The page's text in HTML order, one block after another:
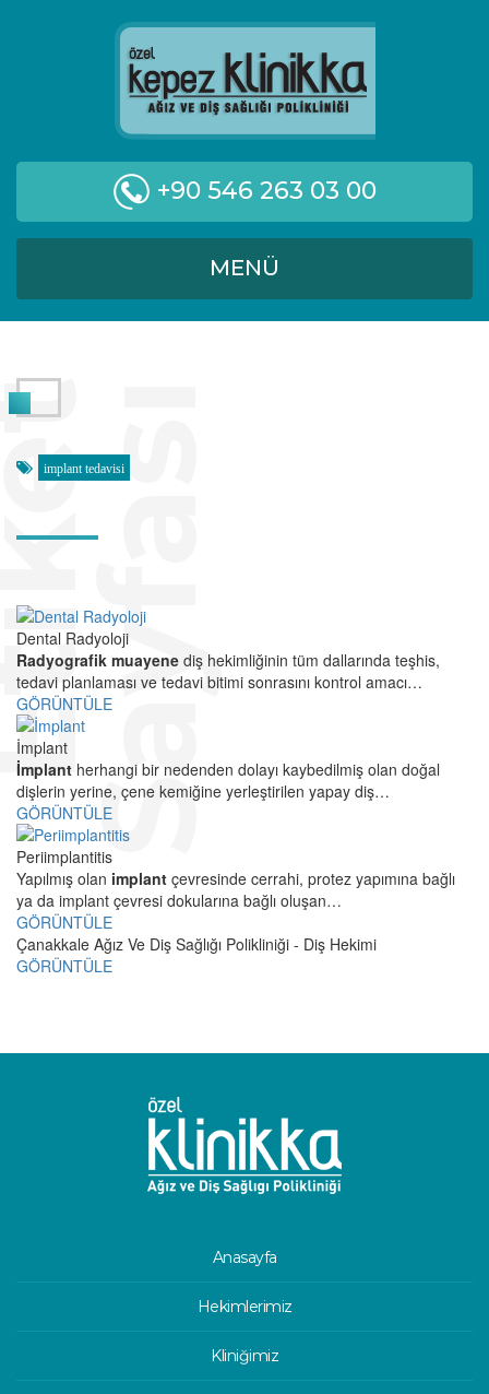
+90 546 263 03 00
MENÜ
ı
implant tedavisi
Dental Radyoloji
Radyografik muayene diş hekimliğinin tüm dallarında teşhis,
tedavi planlaması ve tedavi bitimi sonrasını kontrol amacı…
GÖRÜNTÜLE
İmplant
İmplant herhangi bir nedenden dolayı kaybedilmiş olan doğal
dişlerin yerine, çene kemiğine yerleştirilen yapay diş…
GÖRÜNTÜLE
Periimplantitis
Yapılmış olan implant çevresinde cerrahi, protez yapımına bağlı
ya da implant çevresi dokularına bağlı oluşan…
GÖRÜNTÜLE
Çanakkale Ağız Ve Diş Sağlığı Polikliniği - Diş Hekimi
GÖRÜNTÜLE
Anasayfa
Hekimlerimiz
Kliniğimiz